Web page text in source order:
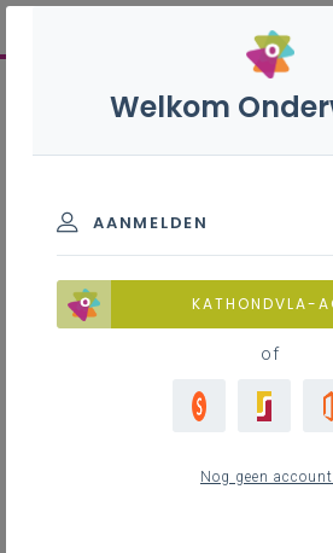
Welkom
AANMELDEN
KATHONDVLA-
of
Nog geen